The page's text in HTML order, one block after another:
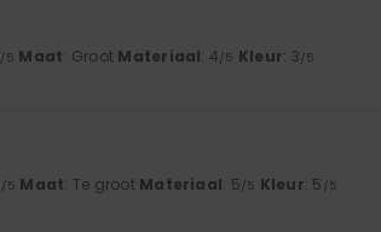
/5 Maat: Groot Materiaal: 4/5 Kleur: 3/5
/5 Maat: Te groot Materiaal: 5/5 Kleur: 5 /5